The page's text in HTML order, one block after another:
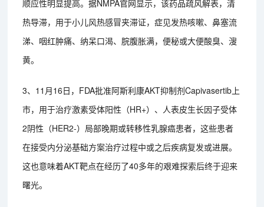
顺应性明显提高。据NMPA官网显示，该药品疏风解表，清
热导滞，用于小儿风热感冒夹滞证，症见发热咳嗽、鼻塞流
涕、咽红肿痛、纳呆口渴、脘腹胀满，便秘或大便酸臭、溲
黄。
3、11月16日，FDA批准阿斯利康AKT抑制剂Capivasertib上
市，用于治疗激素受体阳性（HR+）、人表皮生长因子受体
2阴性（HER2-）局部晚期或转移性乳腺癌患者，这些患者
在接受内分泌基础方案治疗过程中或之后疾病复发或进展。
这也意味着AKT靶点在经历了40多年的艰难探索后终于迎来
曙光。